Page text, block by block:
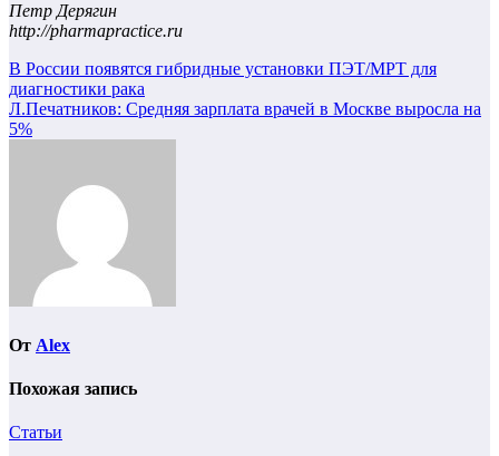
Петр Дерягин
http://pharmapractice.ru
Навигация
по
записям
В России появятся гибридные установки ПЭТ/МРТ для
диагностики рака
Л.Печатников: Средняя зарплата врачей в Москве выросла на
5%
От Alex
Похожая запись
Статьи